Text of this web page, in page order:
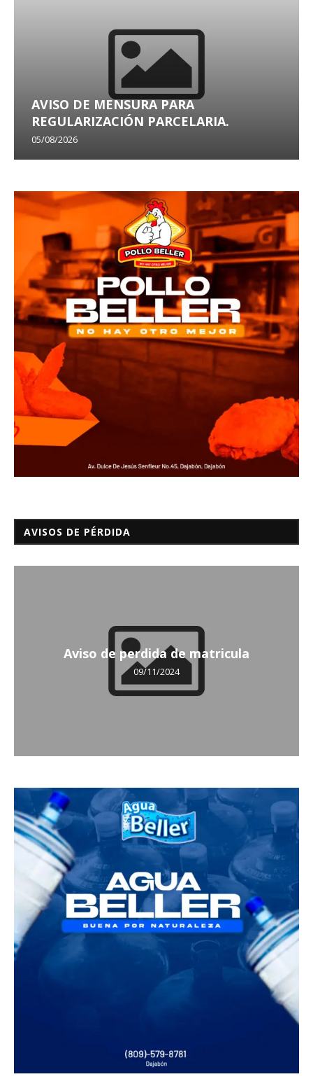
AVISO DE MENSURA PARA
REGULARIZACIÓN PARCELARIA.
05/08/2026
AVISOS DE PÉRDIDA
Aviso de perdida de matricula
09/11/2024